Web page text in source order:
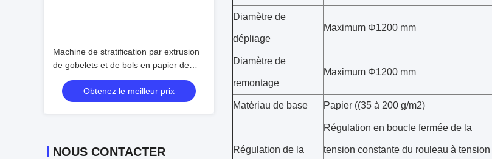
Machine de stratification par extrusion
de gobelets et de bols en papier de
grande valeur
Obtenez le meilleur prix
NOUS CONTACTER
Diamètre de
dépliage
Maximum Φ1200 mm
Diamètre de
remontage
Maximum Φ1200 mm
Matériau de base Papier ((35 à 200 g/m2)
Régulation de la
Régulation en boucle fermée de la
tension constante du rouleau à tension